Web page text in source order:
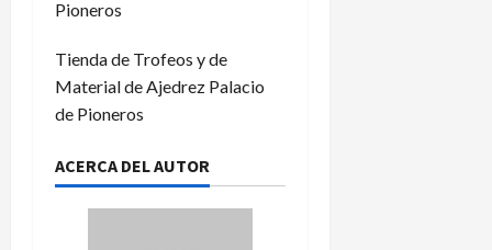
Pioneros
Tienda de Trofeos y de
Material de Ajedrez Palacio
de Pioneros
ACERCA DEL AUTOR